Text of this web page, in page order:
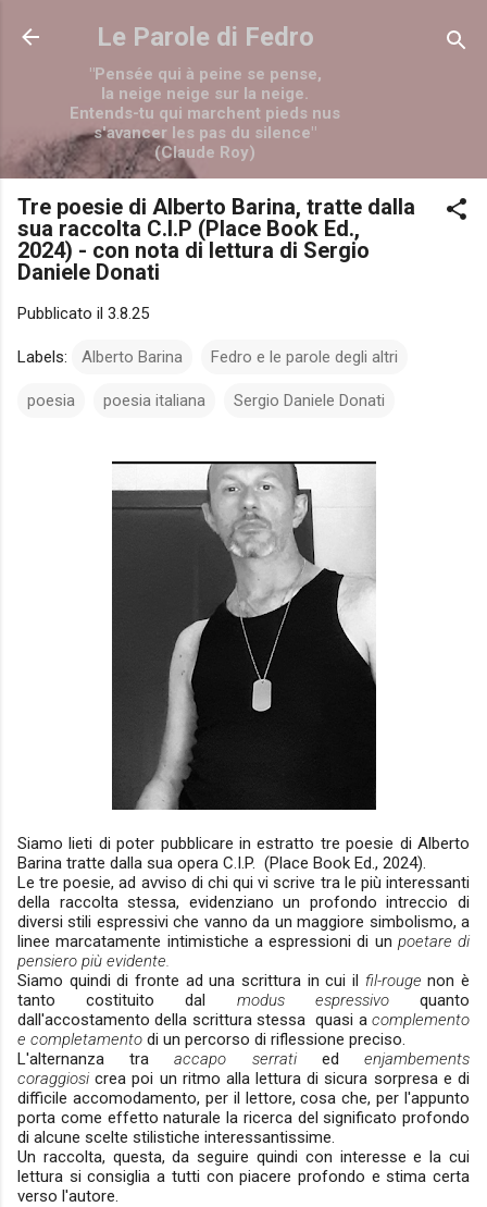
Passa ai contenuti principali
Le Parole di Fedro
"Pensée qui à peine se pense,
la neige neige sur la neige.
Entends-tu qui marchent pieds nus
s'avancer les pas du silence"
(Claude Roy)
Tre poesie di Alberto Barina, tratte dalla
sua raccolta C.I.P (Place Book Ed.,
2024) - con nota di lettura di Sergio
Daniele Donati
Pubblicato il 3.8.25
Labels: Alberto Barina Fedro e le parole degli altri
poesia poesia italiana Sergio Daniele Donati
Siamo lieti di poter pubblicare in estratto tre poesie di Alberto
Barina tratte dalla sua opera C.I.P. (Place Book Ed., 2024).
Le tre poesie, ad avviso di chi qui vi scrive tra le più interessanti
della raccolta stessa, evidenziano un profondo intreccio di
diversi stili espressivi che vanno da un maggiore simbolismo, a
linee marcatamente intimistiche a espressioni di un poetare di
pensiero più evidente.
Siamo quindi di fronte ad una scrittura in cui il fil-rouge non è
tanto costituito dal modus espressivoquanto
dall'accostamento della scrittura stessa quasi a complemento
e completamento di un percorso di riflessione preciso.
L'alternanza traaccapo serratiedenjambements
coraggiosi crea poi un ritmo alla lettura di sicura sorpresa e di
difficile accomodamento, per il lettore, cosa che, per l'appunto
porta come effetto naturale la ricerca del significato profondo
di alcune scelte stilistiche interessantissime.
Un raccolta, questa, da seguire quindi con interesse e la cui
lettura si consiglia a tutti con piacere profondo e stima certa
verso l'autore.